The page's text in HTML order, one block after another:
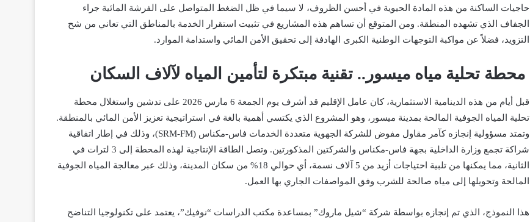
حاجيات الساكنة من هذه المادة الحيوية في أحسن الظروف، لا سيما في ظل الضغط المتواصل على الفرشة المائية جراء
الجفاف الذي تشهده المنطقة. ومن المتوقع أن تساهم هذه المشاريع في تثبيت استقرار الخدمة بالمناطق التي تعاني من شح
التزويد، فضلاً عن مواكبة التوجهات الوطنية الكبرى الهادفة إلى تحقيق الأمن المائي واستدامة الموارد.
محطة تحلية مياه ميسور.. تقنية مبتكرة لتأمين المياه لآلاف السكان
قبل أيام من هذه الدينامية الاستثمارية، كان عامل الإقليم قد أشرف يوم الجمعة 6 مارس 2026 على تدشين واستغلال
محطة
تحلية المياه الجوفية المالحة بمدينة ميسور ، وهو المشروع الذي يكتسي أهمية بالغة في استراتيجية تعزيز الأمن المائي بالمنطقة.
وتمتد مسؤولية إنجازه كآمر مقاول مفوض للشركة الجهوية متعددة الخدمات فاس-مكناس (SRM-FM)، وذلك في إطار اتفاقية
شراكة تجمع وزارة الداخلية بجهة فاس-مكناس والشركتين المذكورتين. وتصل الطاقة الإنتاجية لهذه المحطة إلى
3 لترات في
الثانية، مما يمكنها من تلبية احتياجات أزيد من 5 آلاف نسمة
، أي حوالي 18% من سكان المدينة، وذلك عبر معالجة المياه الجوفية
المالحة وتحويلها إلى مياه صالحة للشرب وفق المواصفات الجاري بها العمل.
هذا النموذج، الذي تم إنجازه بواسطة شركة “شيل ماروك” بمساعدة مكتب الدراسات “نوفيك”، يعتمد على تكنولوجيا التناضح